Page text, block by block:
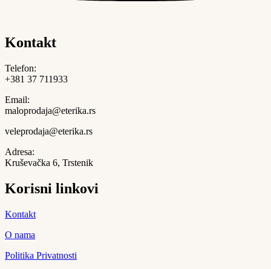
Kontakt
Telefon:
+381 37 711933
Email:
maloprodaja@eterika.rs
veleprodaja@eterika.rs
Adresa:
Kruševačka 6, Trstenik
Korisni linkovi
Kontakt
O nama
Politika Privatnosti